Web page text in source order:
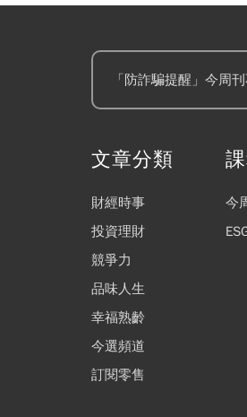
「防詐騙提醒」今周
文章分類
財經時事
投資理財
競爭力
品味人生
幸福熟齡
今選頻道
訂閱零售
今